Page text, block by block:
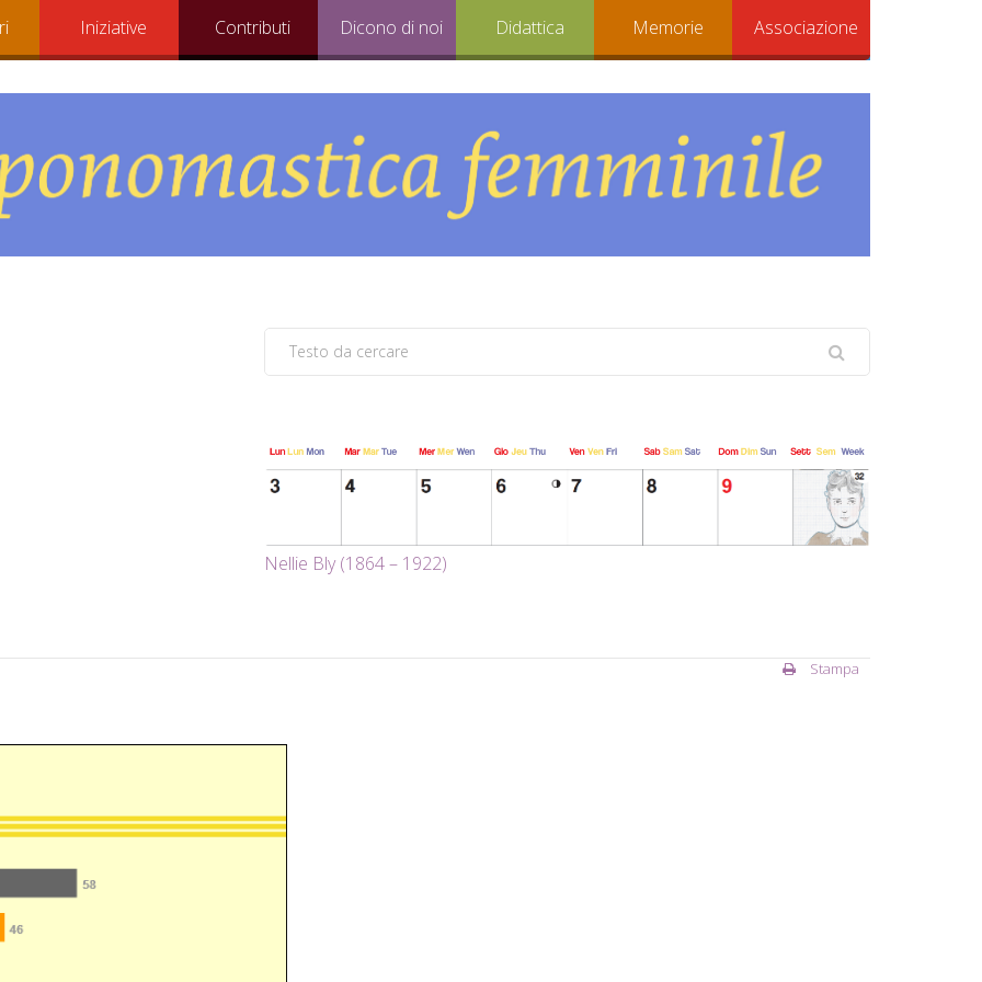
Iniziative Contributi Dicono di noi Didattica Memorie Associazione
Nellie Bly (1864 – 1922)
Stampa